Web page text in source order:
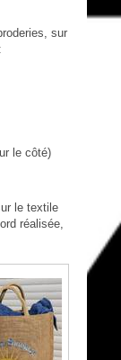
sur
le côté)
le textile
réalisée,